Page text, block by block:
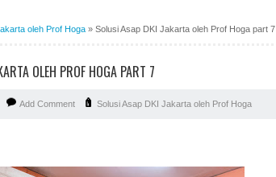
oleh Prof Hoga » Solusi Asap DKI Jakarta oleh Prof Hoga part 7
OLEH PROF HOGA PART 7
Add Comment Solusi Asap DKI Jakarta oleh Prof Hoga